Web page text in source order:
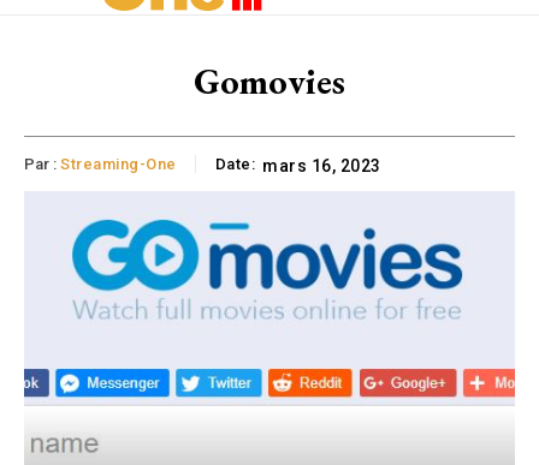
Gomovies
Par : Streaming-One Date: mars 16, 2023